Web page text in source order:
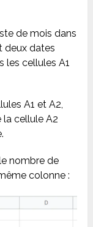
de mois dans
deux dates
les cellules A1
A1 et A2,
la cellule A2
nombre de
colonne :